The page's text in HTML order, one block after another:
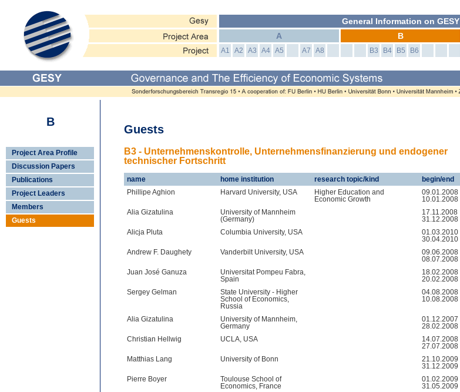
General Information on GESY
A
A1 A2 A3 A4 A5 A7 A8
B
B3 B4 B5 B6
B
Project Area Profile
Discussion Papers
Publications
Project Leaders
Members
Guests
Guests
B3 - Unternehmenskontrolle, Unternehmensfinanzierung und endogener
technischer Fortschritt
name home institution research topic/kind
begin/end
Phillipe Aghion
Harvard University, USA
Higher Education and
Economic Growth
09.01.2008
10.01.2008
Alia Gizatulina
University of Mannheim
(Germany)
17.11.2008
31.12.2008
Alicja Pluta
Columbia University, USA
01.03.2010
30.04.2010
Andrew F. Daughety
Vanderbilt University, USA
09.06.2008
08.07.2008
Juan José Ganuza
Universitat Pompeu Fabra,
Spain
18.02.2008
20.02.2008
Sergey Gelman
State University - Higher
School of Economics,
Russia
04.08.2008
10.08.2008
Alia Gizatulina
University of Mannheim,
Germany
01.12.2007
28.02.2008
Christian Hellwig
UCLA, USA
14.07.2008
27.07.2008
Matthias Lang
University of Bonn
21.10.2009
31.12.2009
Pierre Boyer
Toulouse School of
Economics, France
01.02.2009
31.05.2009